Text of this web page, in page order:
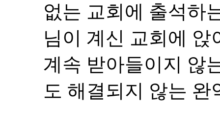
없는 교회에 출석하
님이 계신 교회에
계속 받아들이지 않
도 해결되지 않는 완